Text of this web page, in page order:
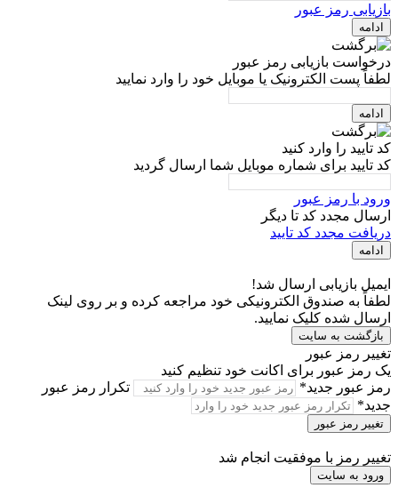
بازیابی رمز عبور
ادامه
درخواست بازیابی رمز عبور
لطفاً پست الکترونیک یا موبایل خود را وارد نمایید
ادامه
کد تایید را وارد کنید
کد تایید برای شماره موبایل شما ارسال گردید
ورود با رمز عبور
ارسال مجدد کد تا دیگر
دریافت مجدد کد تایید
ادامه
ایمیل بازیابی ارسال شد!
لطفاً به صندوق الکترونیکی خود مراجعه کرده و بر روی لینک
ارسال شده کلیک نمایید.
بازگشت به سایت
تغییر رمز عبور
یک رمز عبور برای اکانت خود تنظیم کنید
رمز عبور جدید*
تکرار رمز عبور
جدید*
تغییر رمز عبور
تغییر رمز با موفقیت انجام شد
ورود به سایت